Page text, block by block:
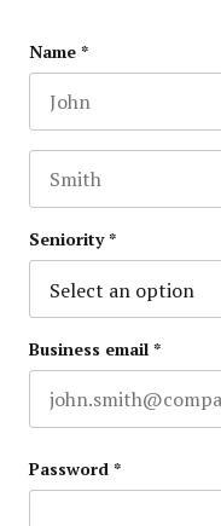
URL
This field is for
Name*
Seniority*
Business email*
Password*